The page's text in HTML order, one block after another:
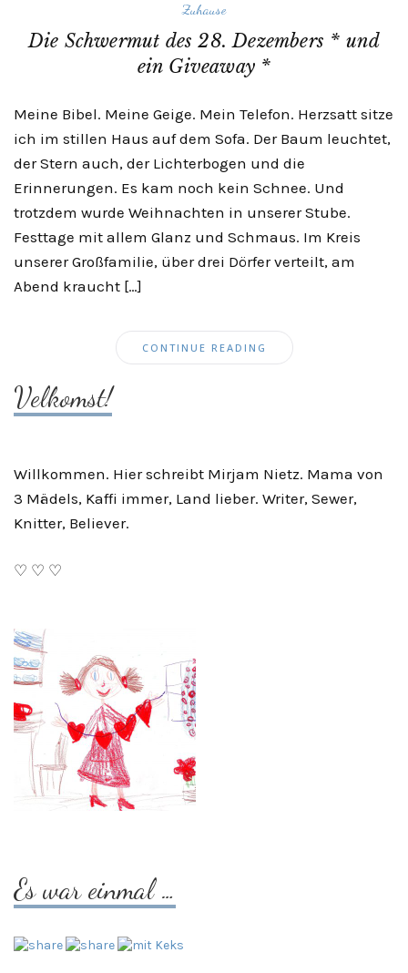
Zuhause
Die Schwermut des 28. Dezembers * und
ein Giveaway *
Meine Bibel. Meine Geige. Mein Telefon. Herzsatt sitze
ich im stillen Haus auf dem Sofa. Der Baum leuchtet,
der Stern auch, der Lichterbogen und die
Erinnerungen. Es kam noch kein Schnee. Und
trotzdem wurde Weihnachten in unserer Stube.
Festtage mit allem Glanz und Schmaus. Im Kreis
unserer Großfamilie, über drei Dörfer verteilt, am
Abend kraucht […]
CONTINUE READING
Velkomst!
Willkommen. Hier schreibt Mirjam Nietz. Mama von
3 Mädels, Kaffi immer, Land lieber. Writer, Sewer,
Knitter, Believer.
♡ ♡ ♡
Es war einmal …